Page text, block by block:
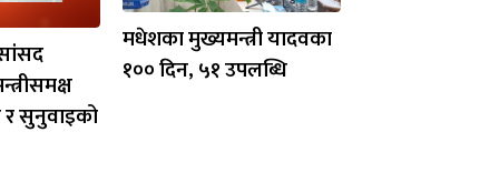
र सुनुवाइको
मधेशका मुख्यमन्त्री यादवका
१०० दिन, ५१ उपलब्धि